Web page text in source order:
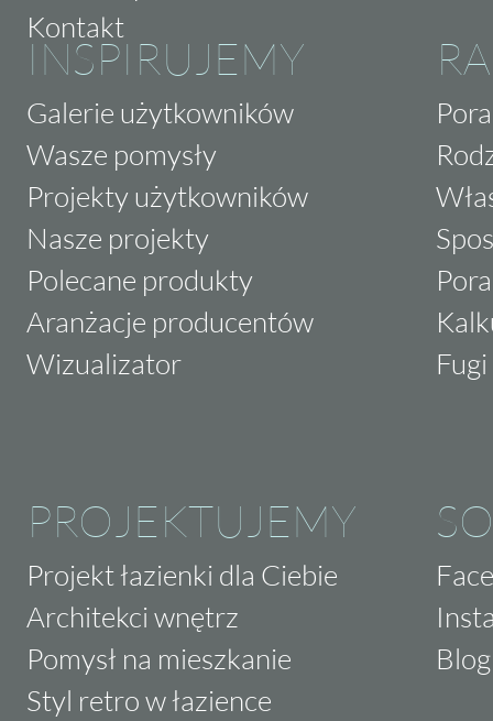
Kontakt
INSPIRUJEMY
Galerie użytkowników
Wasze pomysły
Projekty użytkowników
Nasze projekty
Polecane produkty
Aranżacje producentów
Wizualizator
PROJEKTUJEMY
Projekt łazienki dla Ciebie
Architekci wnętrz
Pomysł na mieszkanie
Styl retro w łazience
Blog